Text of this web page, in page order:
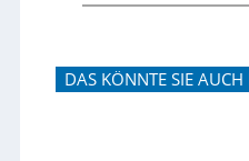
i
m
-
F
l
e
DAS KÖNNTE SIE AUCH